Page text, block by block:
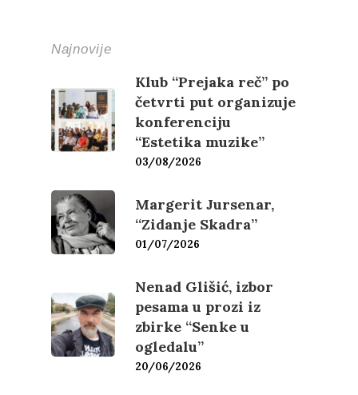
Najnovije
Klub “Prejaka reč” po
četvrti put organizuje
konferenciju
“Estetika muzike”
03/08/2026
Margerit Jursenar,
“Zidanje Skadra”
01/07/2026
Nenad Glišić, izbor
pesama u prozi iz
zbirke “Senke u
ogledalu”
20/06/2026